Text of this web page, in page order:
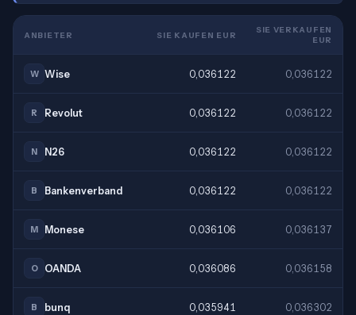
ANBIETER SIE KAUFEN EUR
SIE VERKAUFEN
EUR
W Wise 0,036122 0,036122
R Revolut 0,036122 0,036122
N N26 0,036122 0,036122
B Bankenverband 0,036122 0,036122
M Monese 0,036106 0,036137
O OANDA 0,036086 0,036158
B bunq 0,035941 0,036302